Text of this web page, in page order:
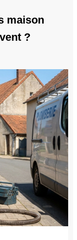
maison
?